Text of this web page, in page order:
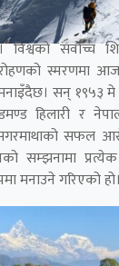
सर्वोच्च
स्मरणमा आज
सन् १९५३
हिलारी र
सफल
सम्झनामा
मनाउने गरिएको